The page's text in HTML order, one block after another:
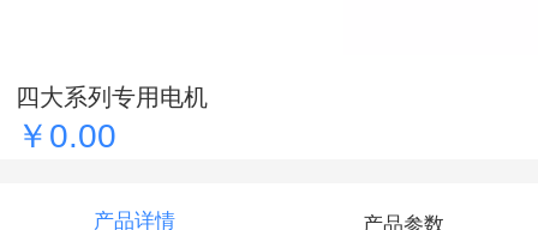
四大系列专用电机
￥0.00
产品详情 产品参数